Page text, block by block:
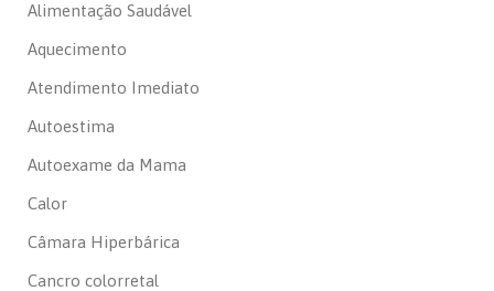
Alimentação Saudável
Aquecimento
Atendimento Imediato
Autoestima
Autoexame da Mama
Calor
Câmara Hiperbárica
Cancro colorretal